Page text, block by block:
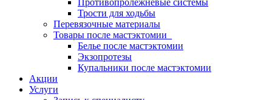
Противопролежневые системы
Трости для ходьбы
Перевязочные материалы
Товары после мастэктомии
Белье после мастэктомии
Экзопротезы
Купальники после мастэктомии
Акции
Услуги